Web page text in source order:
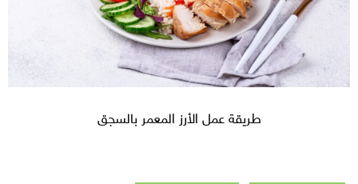
طريقة عمل الأرز المعمر بالسجق